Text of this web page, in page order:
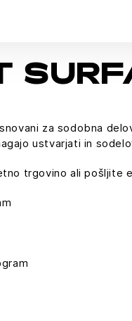
za sodobna
ustvarjati in
trgovino ali pošljite